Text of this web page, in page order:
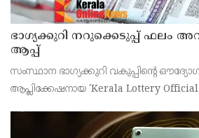
ഭാഗ്യക്കുറി നറുക്കെടുപ്പ് ഫലം
ആപ്പ്
സംസ്ഥാന ഭാഗ്യക്കുറി വകുപ്പിന്റെ
ആപ്ലിക്കേഷനായ 'Kerala Lottery
അഞ്ജു കെ എസ് അറിയിച്ചു.